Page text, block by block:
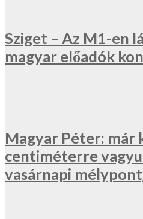
Sziget – Az M1-en
magyar előadók
Magyar Péter: már
centiméterre
vasárnapi